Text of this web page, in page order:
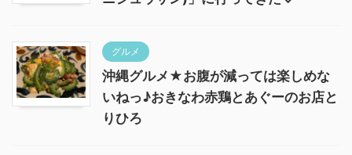
グルメ
沖縄グルメ★お腹が減っては楽しめな
いねっ♪おきなわ赤鶏とあぐーのお店と
りひろ